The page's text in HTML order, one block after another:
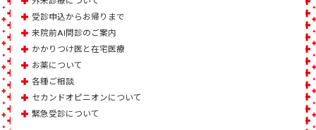
受診申込からお帰りまで
来院前AI問診のご案内
かかりつけ医と在宅医療
お薬について
各種ご相談
セカンドオピニオンについて
緊急受診について